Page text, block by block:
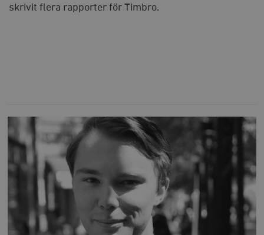
skrivit flera rapporter för Timbro.